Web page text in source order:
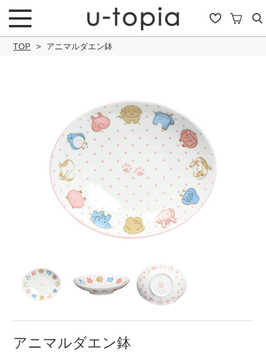
キーワード
セール
10％OFF
TOP アニマルダエン鉢
アニマルダエン鉢